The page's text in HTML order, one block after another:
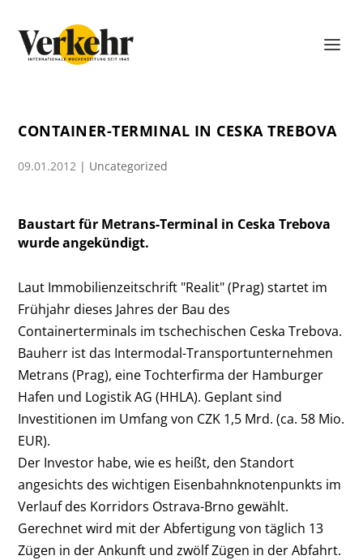
CONTAINER-TERMINAL IN CESKA TREBOVA
09.01.2012 | Uncategorized
Baustart für Metrans-Terminal in Ceska Trebova
wurde angekündigt.
Laut Immobilienzeitschrift "Realit" (Prag) startet im
Frühjahr dieses Jahres der Bau des
Containerterminals im tschechischen Ceska Trebova.
Bauherr ist das Intermodal-Transportunternehmen
Metrans (Prag), eine Tochterfirma der Hamburger
Hafen und Logistik AG (HHLA). Geplant sind
Investitionen im Umfang von CZK 1,5 Mrd. (ca. 58 Mio.
EUR).
Der Investor habe, wie es heißt, den Standort
angesichts des wichtigen Eisenbahnknotenpunkts im
Verlauf des Korridors Ostrava-Brno gewählt.
Gerechnet wird mit der Abfertigung von täglich 13
Zügen in der Ankunft und zwölf Zügen in der Abfahrt.